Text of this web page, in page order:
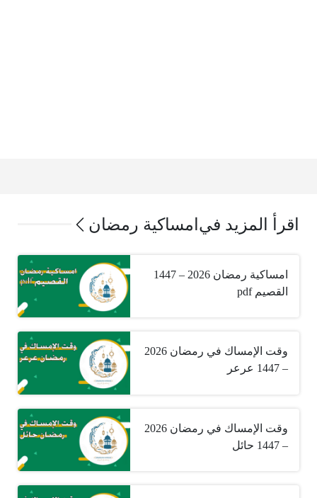
اقرأ المزيد في امساكية رمضان
امساكية رمضان 2026 – 1447
القصيم pdf
وقت الإمساك في رمضان 2026
– 1447 عرعر
وقت الإمساك في رمضان 2026
– 1447 حائل